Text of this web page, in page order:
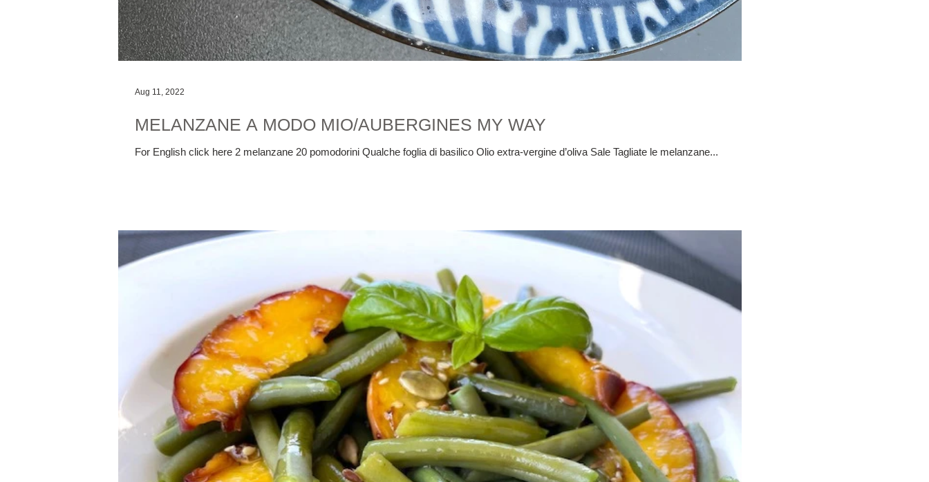
MELANZANE A MODO MIO/AUBERGINES MY WAY
For English click here 2 melanzane 20 pomodorini Qualche foglia di basilico Olio extra-vergine d’oliva Sale Tagliate le melanzane...
Aug 11, 2022